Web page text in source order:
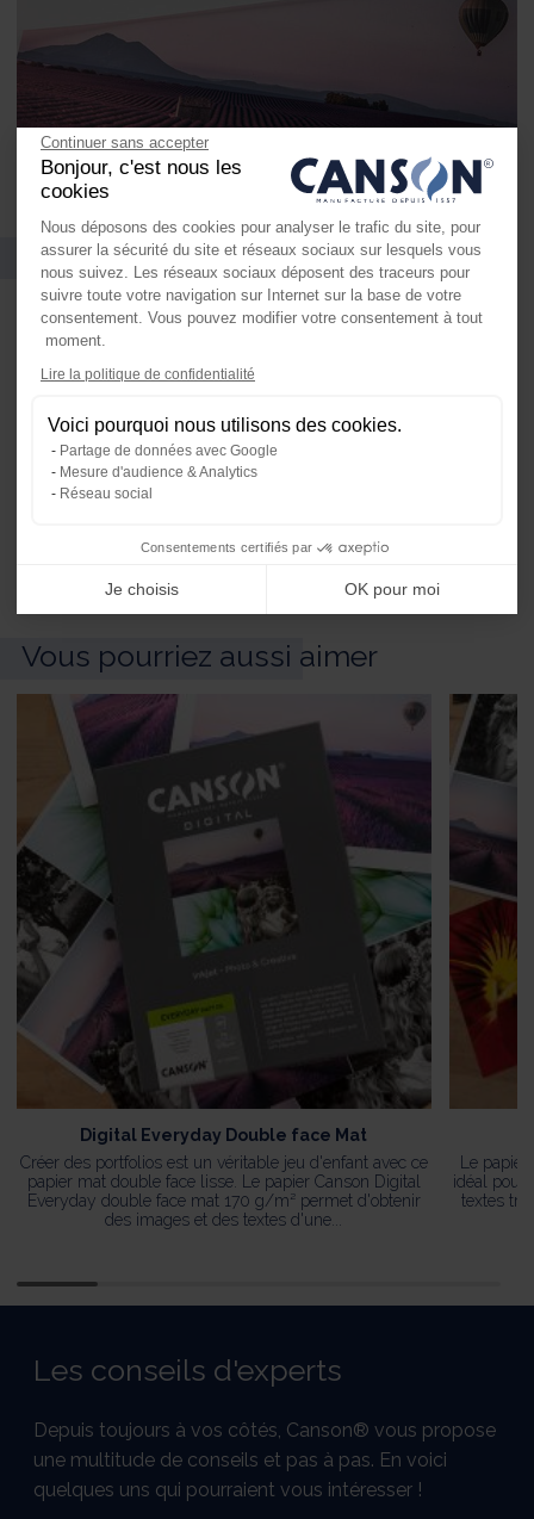
Références et conditionnement
Feuilles
Vous pourriez aussi aimer
Digital Everyday Double face Mat
Créer des portfolios est un véritable jeu d'enfant avec ce
papier mat double face lisse. Le papier Canson Digital
Everyday double face mat 170 g/m² permet d'obtenir
des images et des textes d'une...
Le
idéal pour
textes
Les conseils d'experts
Depuis toujours à vos côtés, Canson® vous propose
une multitude de conseils et pas à pas. En voici
quelques uns qui pourraient vous intéresser !
Continuer sans accepter
Bonjour, c'est nous les
cookies
Nous déposons des cookies pour analyser le trafic du site, pour
assurer la sécurité du site et réseaux sociaux sur lesquels vous
nous suivez. Les réseaux sociaux déposent des traceurs pour
suivre toute votre navigation sur Internet sur la base de votre
consentement. Vous pouvez modifier votre consentement à tout
moment.
Lire la politique de confidentialité
Voici pourquoi nous utilisons des cookies.
Partage de données avec Google
Mesure d'audience & Analytics
Réseau social
Consentements certifiés par
Je choisis OK pour moi
Axeptio consent
Notre plateforme vous permet